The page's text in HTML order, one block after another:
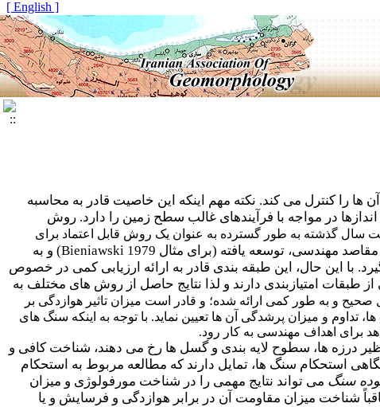
[ English ]
ها را کنترل می کند. نکته مهم اینکه این خاصیت قادر به محاسبه
در مواجه با فرآیندهای غالب سطح زمین را دارد. روش
سال گذشته به طور گسترده به عنوان یک روش قابل اعتماد برای
مهندسی، توسعه یافته (برای مثال Bieniawski 1979) و به
با این حال، این طبقه بندی قادر به ارائه ارزیابی کمی در خصوص
طبقات امتیازبندی دارند و لذا نتایج حاصل از روش های مختلف به
شکل صحیح و به طور کمی ارائه شده؛ و قادر است میزان تاثیر هوازدگی بر
و میزان پرشدگی آن ها تعیین نماید. با توجه به اینکه سنگ های
درزه ها، سطوح لایه بندی و گسل ها رخ می دهند، شناخت کافی و
استحکام سنگ ها، تمایل دارند که مطالعه مربوط به استحکام
سنگ می تواند نتایج مهمی را در شناخت مورفولوژی و میزان
شناخت میزان مقاومت آن در برابر هوازدگی و فرسایش و یا